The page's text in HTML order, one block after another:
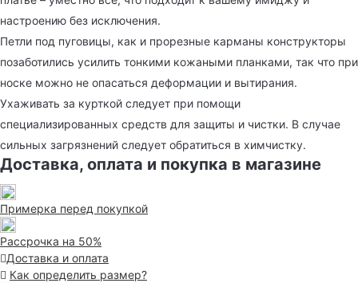
настроению без исключения.
Петли под пуговицы, как и прорезные карманы конструкторы
позаботились усилить тонкими кожаными планками, так что при
носке можно не опасаться деформации и вытирания.
Ухаживать за курткой следует при помощи
специализированных средств для защиты и чистки. В случае
сильных загрязнений следует обратиться в химчистку.
Доставка, оплата и покупка в магазине
Примерка перед покупкой
Рассрочка на 50%
Доставка и оплата
Как определить размер?